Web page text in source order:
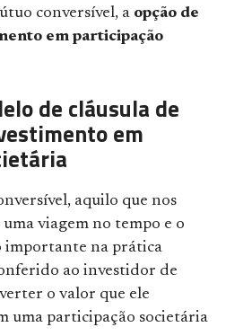
conversível, a opção de
em participação
de cláusula de
em
aquilo que nos
viagem no tempo e o
na prática
ao investidor de
o valor que ele
uma participação societária